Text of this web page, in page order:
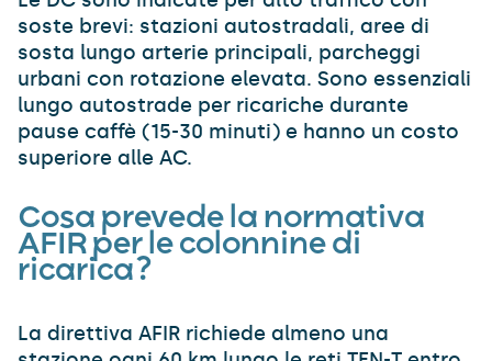
soste brevi: stazioni autostradali, aree di
sosta lungo arterie principali, parcheggi
urbani con rotazione elevata. Sono essenziali
lungo autostrade per ricariche durante
pause caffè (15-30 minuti) e hanno un costo
superiore alle AC.
Cosa prevede la normativa
AFIR per le colonnine di
ricarica?
La direttiva AFIR richiede almeno una